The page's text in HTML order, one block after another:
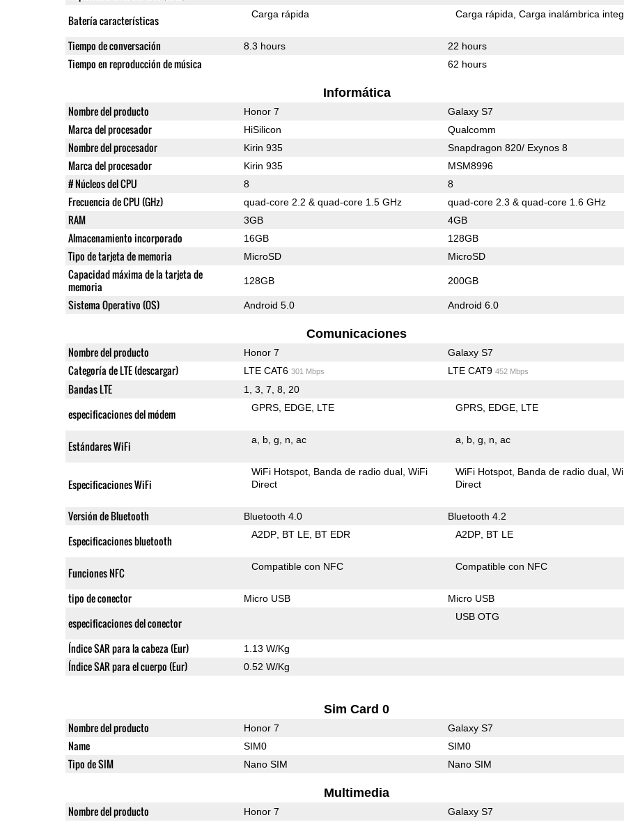
Batería características Carga rápida Carga rápida Carga inalámbrica
Tiempo de conversación 8.3 hours 22 hours
Tiempo en reproducción de música 62 hours
Informática
Nombre del producto Honor 7 Galaxy S7
Marca del procesador HiSilicon Qualcomm
Nombre del procesador Kirin 935 Snapdragon 820/ Exynos 8
Marca del procesador Kirin 935 MSM8996
# Núcleos del CPU 8 8
Frecuencia de CPU (GHz) quad-core 2.2 & quad-core 1.5 GHz quad-core 2.3 & quad-core 1.6 GHz
RAM 3GB 4GB
Almacenamiento incorporado 16GB 128GB
Tipo de tarjeta de memoria MicroSD MicroSD
Capacidad máxima de la tarjeta de
memoria
128GB 200GB
Sistema Operativo (OS) Android 5.0 Android 6.0
Comunicaciones
Nombre del producto Honor 7 Galaxy S7
Categoría de LTE (descargar) LTE CAT6 301 Mbps LTE CAT9 452 Mbps
Bandas LTE 1, 3, 7, 8, 20
especificaciones del módem GPRS EDGE LTE GPRS EDGE LTE
Estándares WiFi a b g n ac a b g n ac
Especificaciones WiFi
WiFi Hotspot Banda de radio dual WiFi
Direct
WiFi Hotspot Banda de radio dual
Direct
Versión de Bluetooth Bluetooth 4.0 Bluetooth 4.2
Especificaciones bluetooth A2DP BT LE BT EDR A2DP BT LE
Funciones NFC Compatible con NFC Compatible con NFC
tipo de conector Micro USB Micro USB
especificaciones del conector USB OTG
Índice SAR para la cabeza (Eur) 1.13 W/Kg
Índice SAR para el cuerpo (Eur) 0.52 W/Kg
Sim Card 0
Nombre del producto Honor 7 Galaxy S7
Name SIM0 SIM0
Tipo de SIM Nano SIM Nano SIM
Multimedia
Nombre del producto Honor 7 Galaxy S7